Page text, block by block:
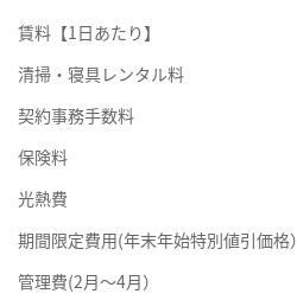
賃料【1日あたり】
清掃・寝具レンタル料
契約事務手数料
保険料
光熱費
期間限定費用(年末年始特別値引価格）
管理費(2月～4月）